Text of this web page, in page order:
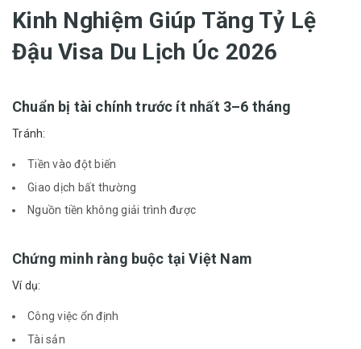
Kinh Nghiệm Giúp Tăng Tỷ Lệ
Đậu Visa Du Lịch Úc 2026
Chuẩn bị tài chính trước ít nhất 3–6 tháng
Tránh:
Tiền vào đột biến
Giao dịch bất thường
Nguồn tiền không giải trình được
Chứng minh ràng buộc tại Việt Nam
Ví dụ:
Công việc ổn định
Tài sản